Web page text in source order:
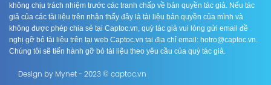
không chịu trách nhiệm trước các tranh chấp về bản quyền tác giả. Nếu tác
giả của các tài liệu trên nhận thấy đây là tài liệu bản quyền của mình và
không được phép chia sẻ tại Captoc.vn, quý tác giả vui lòng gửi email đề
nghị gỡ bỏ tài liệu trên tại web Captoc.vn tại địa chỉ email: hotro@captoc.vn.
Chúng tôi sẽ tiến hành gỡ bỏ tài liệu theo yêu cầu của quý tác giả.
Design by Mynet - 2023 © captoc.vn